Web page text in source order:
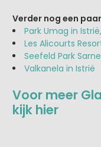
Verder nog een
Park Umag in
Les Alicourts
Seefeld Park
Valkanela in Istrië
Voor meer
kijk hier